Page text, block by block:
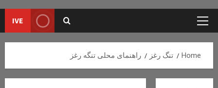
Primary
IVE
Home تنگ رغز راهنمای محلی تنگه رغز